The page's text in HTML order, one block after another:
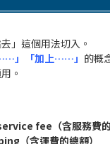
」這個用法切入。
」「加上……」 的概
。
fee（含服務費的
（含運費的總額）